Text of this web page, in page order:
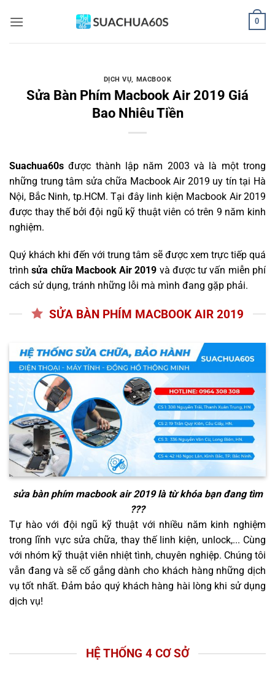
qua
0
DỊCH VỤ, MACBOOK
Sửa Bàn Phím Macbook Air 2019 Giá
Bao Nhiêu Tiền
Suachua60s được thành lập năm 2003 và là một trong
những trung tâm sửa chữa Macbook Air 2019 uy tín tại Hà
Nội, Bắc Ninh, tp.HCM. Tại đây linh kiện Macbook Air 2019
được thay thế bởi đội ngũ kỹ thuật viên có trên 9 năm kinh
nghiệm.
Quý khách khi đến với trung tâm sẽ được xem trực tiếp quá
trìnhsửa chữa Macbook Air 2019 và được tư vấn miễn phí
cách sử dụng, tránh những lỗi mà mình đang gặp phải.
SỬA BÀN PHÍM MACBOOK AIR 2019
sửa bàn phím macbook air 2019là từ khóa bạn đang tìm
???
Tự hào với đội ngũ kỹ thuật với nhiều năm kinh nghiệm
trong lĩnh vực sửa chữa, thay thế linh kiện, unlock,... Cùng
với nhóm kỹ thuật viên nhiệt tình, chuyên nghiệp. Chúng tôi
vẫn đang và sẽ cố gắng dành cho khách hàng những dịch
vụ tốt nhất. Đảm bảo quý khách hàng hài lòng khi sử dụng
dịch vụ!
HỆ THỐNG 4 CƠ SỞ